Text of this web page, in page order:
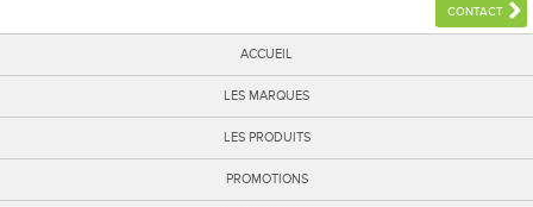
CONTACT
ACCUEIL
LES MARQUES
LES PRODUITS
PROMOTIONS